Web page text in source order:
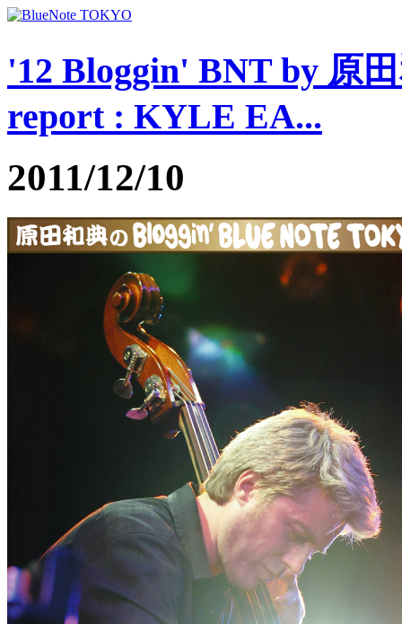
'12 Bloggin' BNT by 原
report : KYLE EA...
2011/12/10